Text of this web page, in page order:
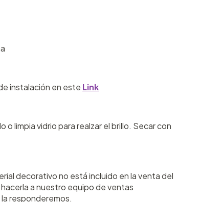
instalación en este Link
o limpia vidrio para realzar el brillo. Secar con
decorativo no está incluido en la venta del
a nuestro equipo de ventas
responderemos.